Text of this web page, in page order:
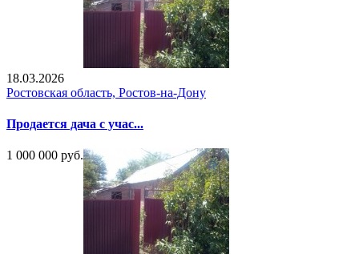
18.03.2026
Ростовская область, Ростов-на-Дону
Продается дача с учас...
1 000 000 руб.